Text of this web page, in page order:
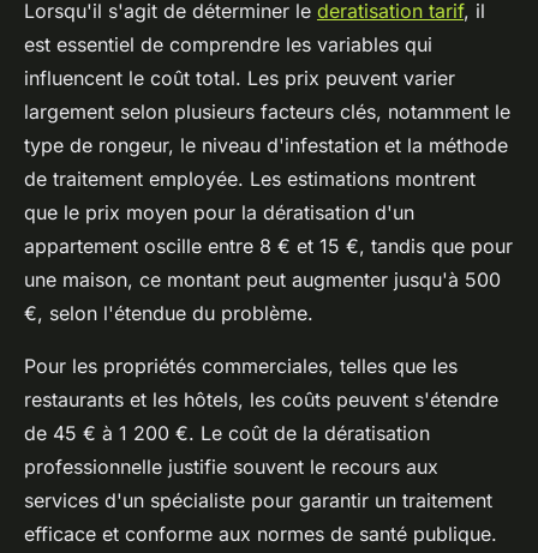
Lorsqu'il s'agit de déterminer le deratisation tarif, il
est essentiel de comprendre les variables qui
influencent le coût total. Les prix peuvent varier
largement selon plusieurs facteurs clés, notamment le
type de rongeur, le niveau d'infestation et la méthode
de traitement employée. Les estimations montrent
que le prix moyen pour la dératisation d'un
appartement oscille entre 8 € et 15 €, tandis que pour
une maison, ce montant peut augmenter jusqu'à 500
€, selon l'étendue du problème.
Pour les propriétés commerciales, telles que les
restaurants et les hôtels, les coûts peuvent s'étendre
de 45 € à 1 200 €. Le coût de la dératisation
professionnelle justifie souvent le recours aux
services d'un spécialiste pour garantir un traitement
efficace et conforme aux normes de santé publique.